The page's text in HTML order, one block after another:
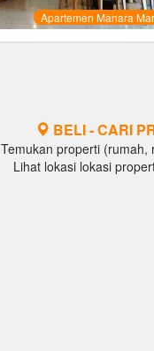
Apartemen Manara
BELI - CARI
Temukan properti (rumah,
Lihat lokasi lokasi